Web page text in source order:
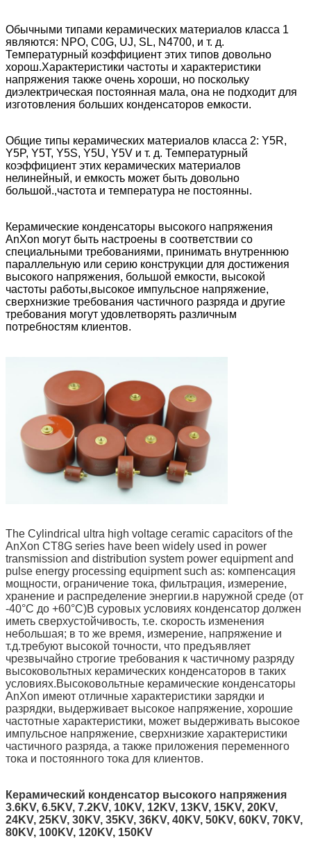
Обычными типами керамических материалов класса 1
являются: NPO, C0G, UJ, SL, N4700, и т. д.
Температурный коэффициент этих типов довольно
хорош.Характеристики частоты и характеристики
напряжения также очень хороши, но поскольку
диэлектрическая постоянная мала, она не подходит для
изготовления больших конденсаторов емкости.
Общие типы керамических материалов класса 2: Y5R,
Y5P, Y5T, Y5S, Y5U, Y5V и т. д. Температурный
коэффициент этих керамических материалов
нелинейный, и емкость может быть довольно
большой.,частота и температура не постоянны.
Керамические конденсаторы высокого напряжения
AnXon могут быть настроены в соответствии со
специальными требованиями, принимать внутреннюю
параллельную или серию конструкции для достижения
высокого напряжения, большой емкости, высокой
частоты работы,высокое импульсное напряжение,
сверхнизкие требования частичного разряда и другие
требования могут удовлетворять различным
потребностям клиентов.
The Cylindrical ultra high voltage ceramic capacitors of the
AnXon CT8G series have been widely used in power
transmission and distribution system power equipment and
pulse energy processing equipment such as: компенсация
мощности, ограничение тока, фильтрация, измерение,
хранение и распределение энергии.в наружной среде (от
-40°C до +60°C)В суровых условиях конденсатор должен
иметь сверхустойчивость, т.е. скорость изменения
небольшая; в то же время, измерение, напряжение и
т.д.требуют высокой точности, что предъявляет
чрезвычайно строгие требования к частичному разряду
высоковольтных керамических конденсаторов в таких
условиях.Высоковольтные керамические конденсаторы
AnXon имеют отличные характеристики зарядки и
разрядки, выдерживает высокое напряжение, хорошие
частотные характеристики, может выдерживать высокое
импульсное напряжение, сверхнизкие характеристики
частичного разряда, а также приложения переменного
тока и постоянного тока для клиентов.
Керамический конденсатор высокого напряжения
3.6KV, 6.5KV, 7.2KV, 10KV, 12KV, 13KV, 15KV, 20KV,
24KV, 25KV, 30KV, 35KV, 36KV, 40KV, 50KV, 60KV, 70KV,
80KV, 100KV, 120KV, 150KV